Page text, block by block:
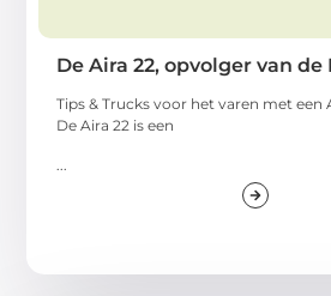
De Aira 22, opvolger van de
Tips & Trucks voor het varen met
De Aira 22 is een